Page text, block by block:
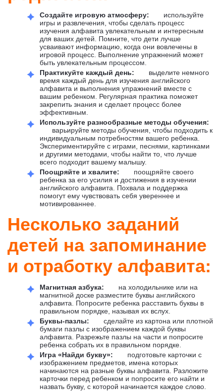
Создайте игровую атмосферу:
используйте
игры и развлечения, чтобы сделать процесс
изучения алфавита увлекательным и интересным
для ваших детей. Помните, что дети лучше
усваивают информацию, когда они вовлечены в
игровой процесс. Выполнение упражнений может
быть увлекательным процессом.
Практикуйте каждый день:
выделите немного
время каждый день для изучения английского
алфавита и выполнения упражнений вместе с
вашим ребенком. Регулярная практика поможет
закрепить знания и сделает процесс более
эффективным.
Используйте разнообразные методы обучения:
варьируйте методы обучения, чтобы подходить к
индивидуальным потребностям вашего ребенка.
Экспериментируйте с играми, песнями, картинками
и другими методами, чтобы найти то, что лучше
всего подходит вашему малышу.
Поощряйте и хвалите:
поощряйте своего
ребенка за его усилия и достижения в изучении
английского алфавита. Похвала и поддержка
помогут ему чувствовать себя увереннее и
мотивированнее.
Несколько заданий
детей на запоминание
и отработку алфавита:
Магнитная азбука:
на холодильнике или на
магнитной доске разместите буквы английского
алфавита. Попросите ребенка расставить буквы в
правильном порядке, называя их вслух.
Буквы-пазлы:
сделайте из картона или плотной
бумаги пазлы с изображением каждой буквы
алфавита. Разрежьте пазлы на части и попросите
ребенка собрать их в правильном порядке.
Игра «Найди букву»:
подготовьте карточки с
изображением предметов, имена которых
начинаются на разные буквы алфавита. Разложите
карточки перед ребенком и попросите его найти и
назвать букву, с которой начинается каждое слово.